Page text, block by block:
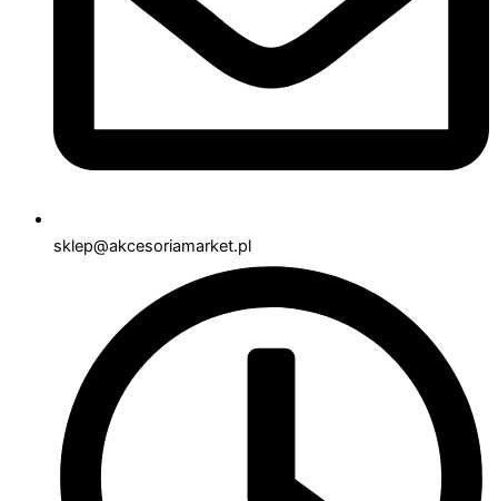
sklep@akcesoriamarket.pl